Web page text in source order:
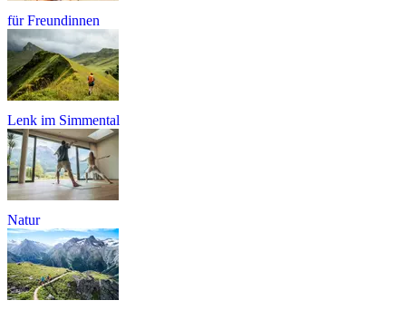
für Freundinnen
Lenk im Simmental
Natur